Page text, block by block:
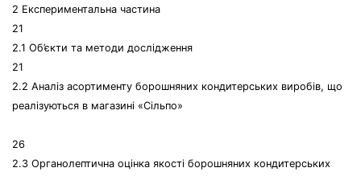
2 Експериментальна частина
21
2.1 Об’єкти та методи дослідження
21
2.2 Аналіз асортименту борошняних кондитерських виробів, що
реалізуються в магазині «Сільпо»
26
2.3 Органолептична оцінка якості борошняних кондитерських